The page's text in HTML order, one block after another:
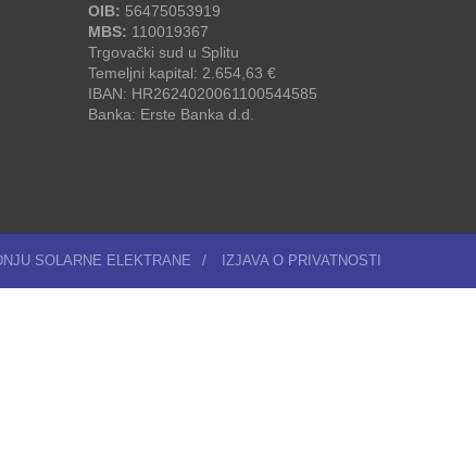
OIB: 56475053919
MBS: 110019367
Trgovački sud u Splitu
Temeljni kapital: 2.654,63 €
IBAN: HR2624020061100544585
Banka: Erste Banka d.d.
SOLARNE ELEKTRANE / IZJAVA O PRIVATNOSTI